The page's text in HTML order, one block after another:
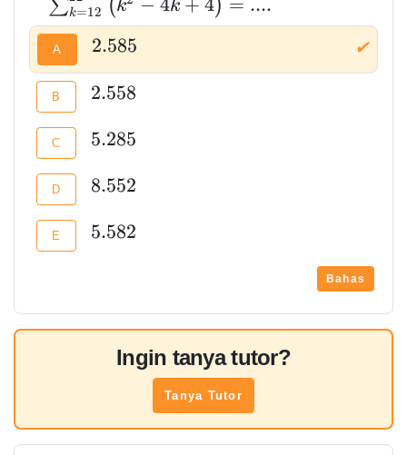
∑k=12 ( k k )
A ✔
2.585
B 2.558
C 5.285
D 8.552
E 5.582
Bahas
Ingin tanya tutor?
Tanya Tutor